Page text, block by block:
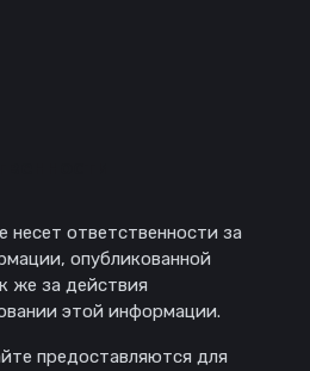
несет ответственности за
опубликованной
же за действия
этой информации.
предоставляются для